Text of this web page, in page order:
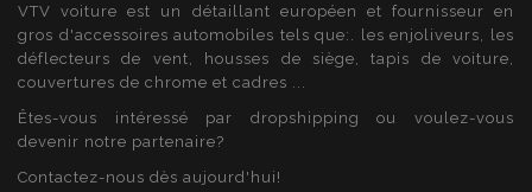
VTV voiture est un détaillant européen et fournisseur en
gros d'accessoires automobiles tels que:. les enjoliveurs, les
déflecteurs de vent, housses de siège, tapis de voiture,
couvertures de chrome et cadres ...
Êtes-vous intéressé par dropshipping ou voulez-vous
devenir notre partenaire?
Contactez-nous dès aujourd'hui!
Fonctionnalité